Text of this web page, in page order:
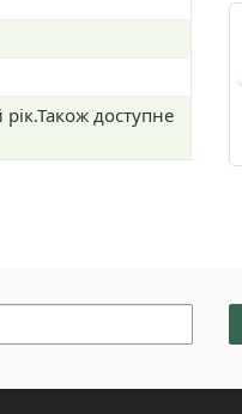
доступне